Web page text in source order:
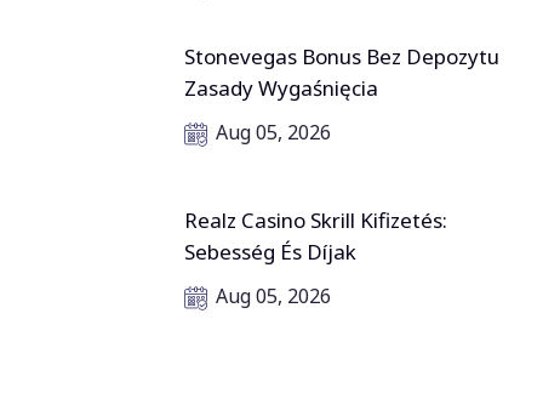
Stonevegas Bonus Bez Depozytu
Zasady Wygaśnięcia
Aug 05, 2026
Realz Casino Skrill Kifizetés:
Sebesség És Díjak
Aug 05, 2026